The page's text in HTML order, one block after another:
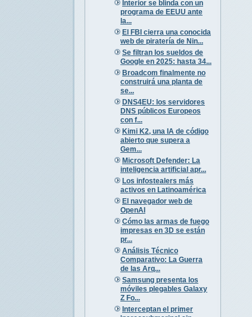
Interior se blinda con un
programa de EEUU ante
la...
El FBI cierra una conocida
web de piratería de Nin...
Se filtran los sueldos de
Google en 2025: hasta 34...
Broadcom finalmente no
construirá una planta de
se...
DNS4EU: los servidores
DNS públicos Europeos
con f...
Kimi K2, una IA de código
abierto que supera a
Gem...
Microsoft Defender: La
inteligencia artificial apr...
Los infostealers más
activos en Latinoamérica
El navegador web de
OpenAI
Cómo las armas de fuego
impresas en 3D se están
pr...
Análisis Técnico
Comparativo: La Guerra
de las Arq...
Samsung presenta los
móviles plegables Galaxy
Z Fo...
Interceptan el primer